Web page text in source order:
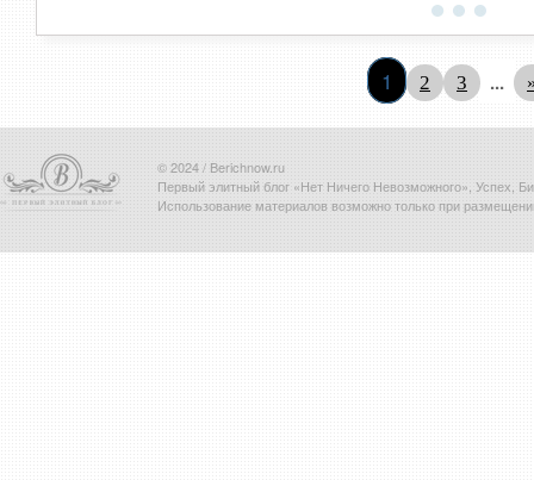
1 2 3 ...
© 2024 / Berichnow.ru
Первый элитный блог «Нет Ничего Невозможного», Успех,
Использование материалов возможно только при